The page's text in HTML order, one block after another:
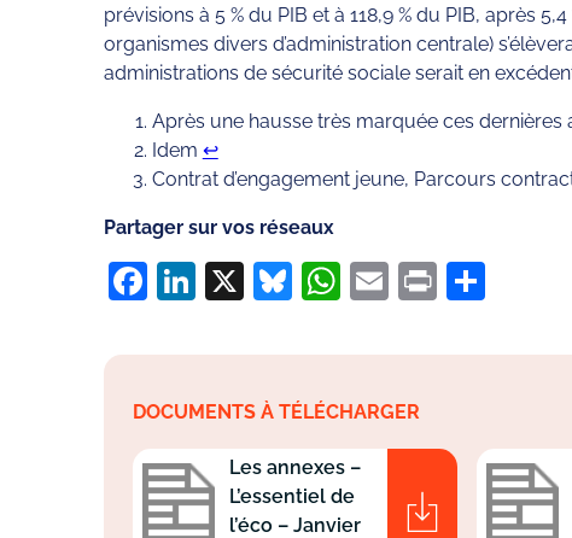
prévisions à 5 % du PIB et à 118,9 % du PIB, après
organismes divers d’administration centrale)
administrations de sécurité sociale serait en
Après une hausse très marquée ces dernières
Idem ↩︎
Contrat d’engagement jeune, Parcours
Partager sur vos réseaux
Facebook
LinkedIn
X Bluesky
WhatsApp
Email
Print
DOCUMENTS À TÉLÉCHARGER
Les annexes –
L’essentiel de
l’éco – Janvier